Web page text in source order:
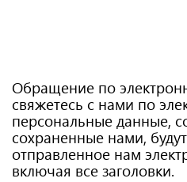
Обращение по
свяжетесь с нами по
персональные данные,
сохраненные нами,
отправленное нам
включая все заголовки.